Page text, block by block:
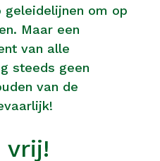
om op
Maar een
van alle
steeds geen
van de
vrij!